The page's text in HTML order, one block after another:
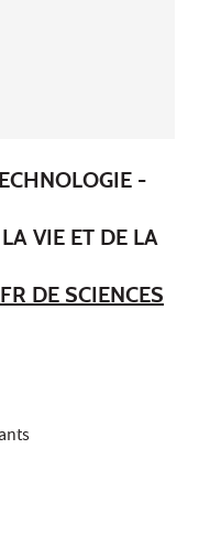
-
VIE ET DE LA
DE SCIENCES